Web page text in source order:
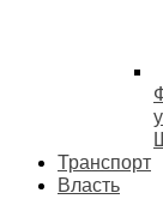
Транспорт
Власть